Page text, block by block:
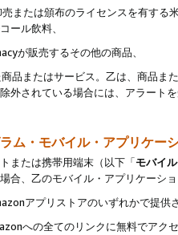
または頒布のライセンスを有す
ール飲料、
が販売するその他の商品、
品またはサービス。乙は、商品ま
外されている場合には、アラート
ム・モバイル・アプリケー
または携帯用端末（以下「モバイ
合、乙のモバイル・アプリケーシ
アプリストアのいずれかで提供
への全てのリンクに無料でアク